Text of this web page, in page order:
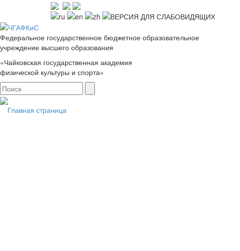
Федеральное государственное бюджетное образовательное
учреждение высшего образования
«Чайковская государственная академия
физической культуры и спорта»
Главная страница